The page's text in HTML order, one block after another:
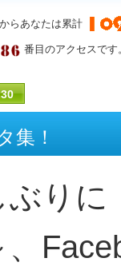
らあなたは累計
番目のアクセスで
集！
ぶりに
、